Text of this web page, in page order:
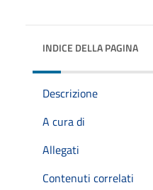
INDICE DELLA PAGINA
Descrizione
A cura di
Allegati
Contenuti correlati